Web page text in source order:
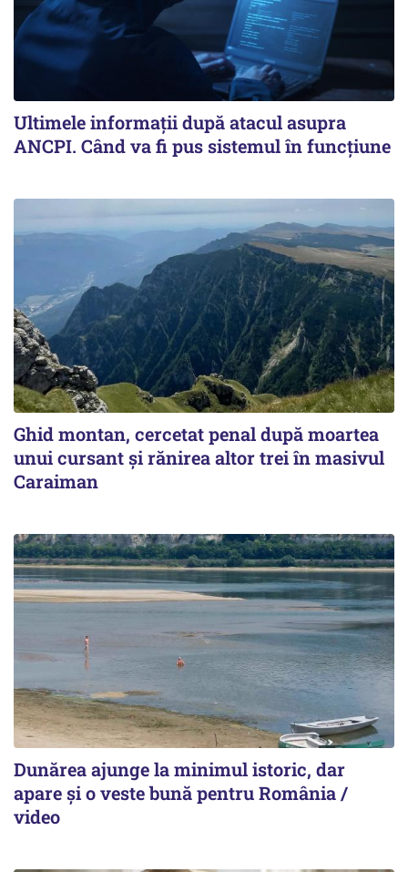
Ultimele informații după atacul asupra
ANCPI. Când va fi pus sistemul în funcțiune
Ghid montan, cercetat penal după moartea
unui cursant și rănirea altor trei în masivul
Caraiman
Dunărea ajunge la minimul istoric, dar
apare și o veste bună pentru România /
video